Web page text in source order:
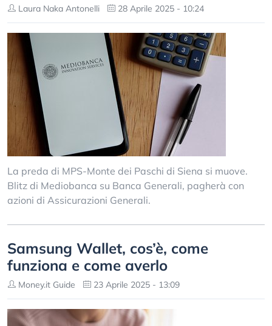
Laura Naka Antonelli 28 Aprile 2025 - 10:24
La preda di MPS-Monte dei Paschi di Siena si muove.
Blitz di Mediobanca su Banca Generali, pagherà con
azioni di Assicurazioni Generali.
Samsung Wallet, cos’è, come
funziona e come averlo
Money.it Guide 23 Aprile 2025 - 13:09